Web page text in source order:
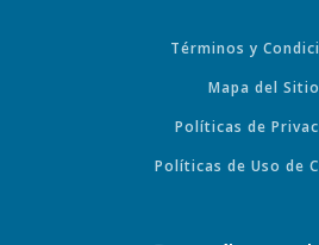
Términos y
Mapa del Sitio
Políticas de
Políticas de Uso de